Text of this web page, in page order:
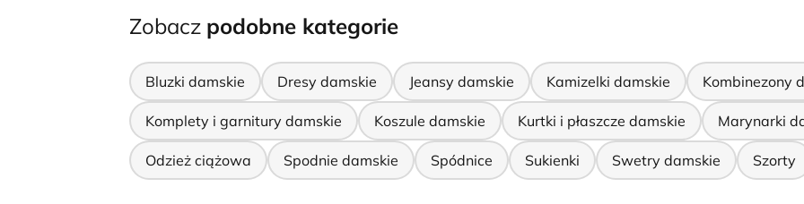
Zobacz podobne kategorie
Bluzki damskie Dresy damskie Jeansy damskie Kamizelki damskie Kombinezony
Komplety i garnitury damskie Koszule damskie Kurtki i płaszcze damskie Marynarki
Odzież ciążowa Spodnie damskie Spódnice Sukienki Swetry damskie Szorty